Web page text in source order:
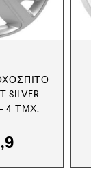
SILVER-
4 ΤΜΧ.